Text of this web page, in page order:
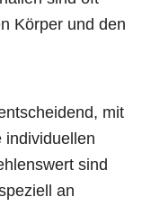
Körper und den
mit
individuellen
sind
an